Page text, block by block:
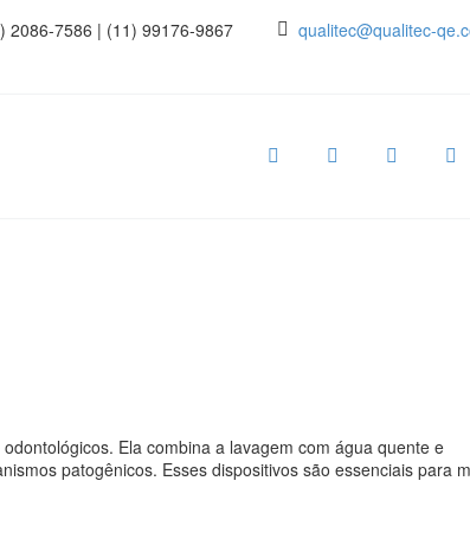
2086-7586 | (11) 99176-9867 qualitec@qualitec-
Ela combina a lavagem com água quente e
patogênicos. Esses dispositivos são essenciais para